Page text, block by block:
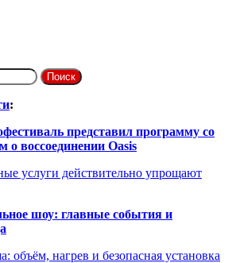
:
представил программу со
о воссоединении Oasis
услуги действительно упрощают
шоу: главные события и
объём, нагрев и безопасная установка